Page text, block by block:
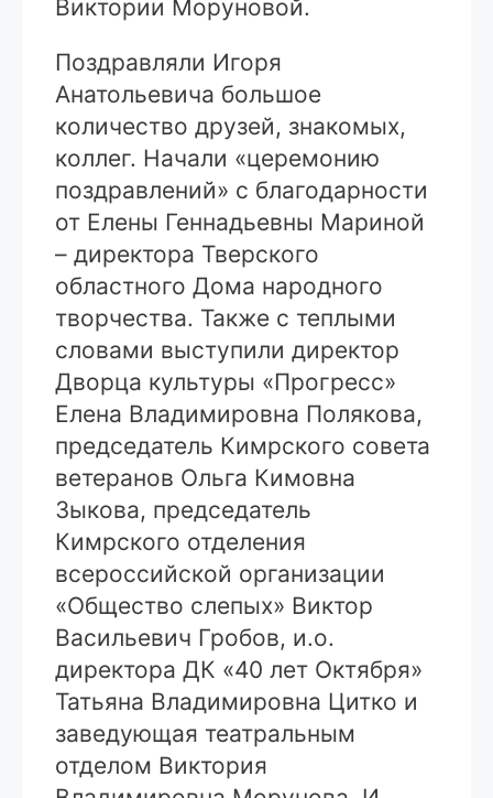
Виктории Моруновой.
Поздравляли Игоря
Анатольевича большое
количество друзей, знакомых,
коллег. Начали «церемонию
поздравлений» с благодарности
от Елены Геннадьевны Мариной
– директора Тверского
областного Дома народного
творчества. Также с теплыми
словами выступили директор
Дворца культуры «Прогресс»
Елена Владимировна Полякова,
председатель Кимрского совета
ветеранов Ольга Кимовна
Зыкова, председатель
Кимрского отделения
всероссийской организации
«Общество слепых» Виктор
Васильевич Гробов, и.о.
директора ДК «40 лет Октября»
Татьяна Владимировна Цитко и
заведующая театральным
отделом Виктория